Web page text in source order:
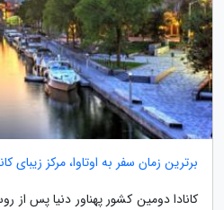
برترین زمان سفر به اوتاوا، مرکز زیبای
کانادا دومین کشور پهناور دنیا پس از